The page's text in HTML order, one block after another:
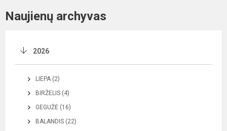
Naujienų archyvas
2026
LIEPA (2)
BIRŽELIS (4)
GEGUŽĖ (16)
BALANDIS (22)